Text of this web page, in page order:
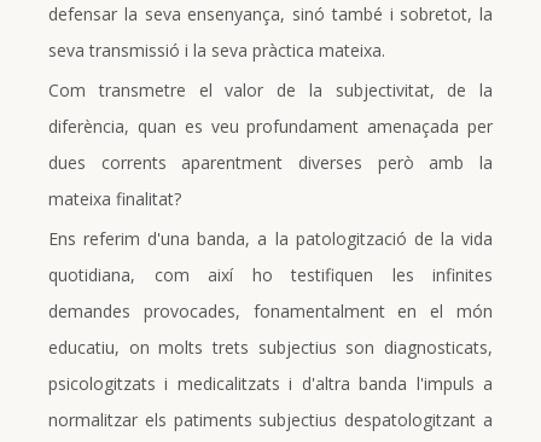
defensar la seva ensenyança, sinó també i sobretot, la
seva transmissió i la seva pràctica mateixa.
Com transmetre el valor de la subjectivitat, de la
diferència, quan es veu profundament amenaçada per
dues corrents aparentment diverses però amb la
mateixa finalitat?
Ens referim d'una banda, a la patologització de la vida
quotidiana, com així ho testifiquen les infinites
demandes provocades, fonamentalment en el món
educatiu, on molts trets subjectius son diagnosticats,
psicologitzats i medicalitzats i d'altra banda l'impuls a
normalitzar els patiments subjectius despatologitzant a